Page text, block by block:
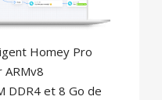
Homey Pro
ARMv8
DDR4 et 8 Go de